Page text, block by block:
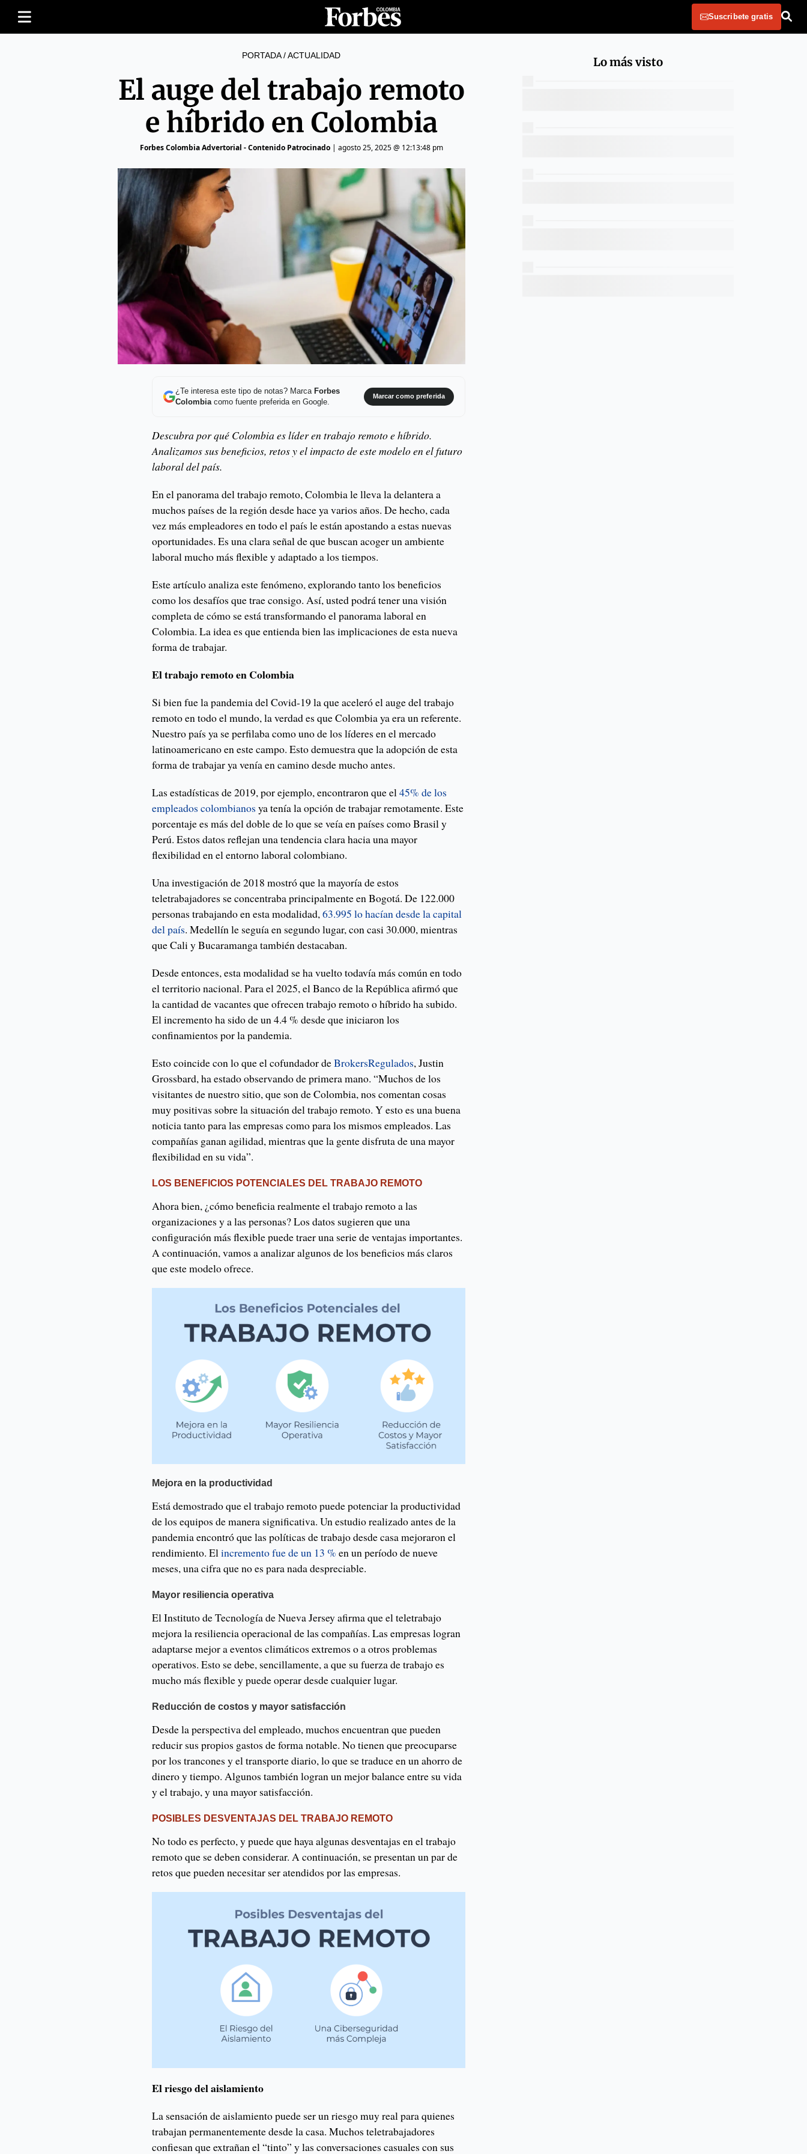
Suscribete gratis
PORTADA/ACTUALIDAD
El auge del trabajo remoto
e híbrido en Colombia
Forbes Colombia Advertorial - Contenido Patrocinado| agosto 25, 2025 @ 12:13:48 pm
¿Te interesa este tipo de notas? Marca Forbes
Colombiacomo fuente preferida en Google.
Marcar como preferida
Descubra por qué Colombia es líder en trabajo remoto e híbrido.
Analizamos sus beneficios, retos y el impacto de este modelo en el futuro
laboral del país.
En el panorama del trabajo remoto, Colombia le lleva la delantera a
muchos países de la región desde hace ya varios años. De hecho, cada
vez más empleadores en todo el país le están apostando a estas nuevas
oportunidades. Es una clara señal de que buscan acoger un ambiente
laboral mucho más flexible y adaptado a los tiempos.
Este artículo analiza este fenómeno, explorando tanto los beneficios
como los desafíos que trae consigo. Así, usted podrá tener una visión
completa de cómo se está transformando el panorama laboral en
Colombia. La idea es que entienda bien las implicaciones de esta nueva
forma de trabajar.
El trabajo remoto en Colombia
Si bien fue la pandemia del Covid-19 la que aceleró el auge del trabajo
remoto en todo el mundo, la verdad es que Colombia ya era un referente.
Nuestro país ya se perfilaba como uno de los líderes en el mercado
latinoamericano en este campo. Esto demuestra que la adopción de esta
forma de trabajar ya venía en camino desde mucho antes.
Las estadísticas de 2019, por ejemplo, encontraron que el45% de los
empleados colombianos ya tenía la opción de trabajar remotamente. Este
porcentaje es más del doble de lo que se veía en países como Brasil y
Perú. Estos datos reflejan una tendencia clara hacia una mayor
flexibilidad en el entorno laboral colombiano.
Una investigación de 2018 mostró que la mayoría de estos
teletrabajadores se concentraba principalmente en Bogotá. De 122.000
personas trabajando en esta modalidad,63.995 lo hacían desde la capital
del país. Medellín le seguía en segundo lugar, con casi 30.000, mientras
que Cali y Bucaramanga también destacaban.
Desde entonces, esta modalidad se ha vuelto todavía más común en todo
el territorio nacional. Para el 2025, el Banco de la República afirmó que
la cantidad de vacantes que ofrecen trabajo remoto o híbrido ha subido.
El incremento ha sido de un 4.4 % desde que iniciaron los
confinamientos por la pandemia.
Esto coincide con lo que el cofundador deBrokersRegulados, Justin
Grossbard, ha estado observando de primera mano. “Muchos de los
visitantes de nuestro sitio, que son de Colombia, nos comentan cosas
muy positivas sobre la situación del trabajo remoto. Y esto es una buena
noticia tanto para las empresas como para los mismos empleados. Las
compañías ganan agilidad, mientras que la gente disfruta de una mayor
flexibilidad en su vida”.
LOS BENEFICIOS POTENCIALES DEL TRABAJO REMOTO
Ahora bien, ¿cómo beneficia realmente el trabajo remoto a las
organizaciones y a las personas? Los datos sugieren que una
configuración más flexible puede traer una serie de ventajas importantes.
A continuación, vamos a analizar algunos de los beneficios más claros
que este modelo ofrece.
Mejora en la productividad
Está demostrado que el trabajo remoto puede potenciar la productividad
de los equipos de manera significativa. Un estudio realizado antes de la
pandemia encontró que las políticas de trabajo desde casa mejoraron el
rendimiento. Elincremento fue de un 13 % en un período de nueve
meses, una cifra que no es para nada despreciable.
Mayor resiliencia operativa
El Instituto de Tecnología de Nueva Jersey afirma que el teletrabajo
mejora la resiliencia operacional de las compañías. Las empresas logran
adaptarse mejor a eventos climáticos extremos o a otros problemas
operativos. Esto se debe, sencillamente, a que su fuerza de trabajo es
mucho más flexible y puede operar desde cualquier lugar.
Reducción de costos y mayor satisfacción
Desde la perspectiva del empleado, muchos encuentran que pueden
reducir sus propios gastos de forma notable. No tienen que preocuparse
por los trancones y el transporte diario, lo que se traduce en un ahorro de
dinero y tiempo. Algunos también logran un mejor balance entre su vida
y el trabajo, y una mayor satisfacción.
POSIBLES DESVENTAJAS DEL TRABAJO REMOTO
No todo es perfecto, y puede que haya algunas desventajas en el trabajo
remoto que se deben considerar. A continuación, se presentan un par de
retos que pueden necesitar ser atendidos por las empresas.
El riesgo del aislamiento
La sensación de aislamiento puede ser un riesgo muy real para quienes
trabajan permanentemente desde la casa. Muchos teletrabajadores
confiesan que extrañan el “tinto” y las conversaciones casuales con sus
Lo más visto